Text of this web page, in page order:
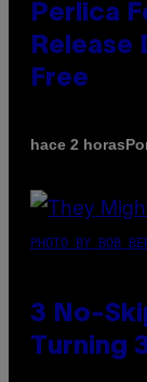
Perlica
Free
hace 2 horas
PHOTO BY BOB
3 No-
Turning